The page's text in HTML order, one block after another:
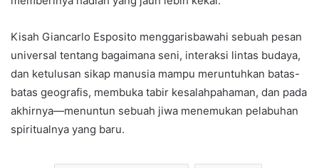
Kisah Giancarlo Esposito menggarisbawahi sebuah pesan
universal tentang bagaimana seni, interaksi lintas budaya,
dan ketulusan sikap manusia mampu meruntuhkan batas-
batas geografis, membuka tabir kesalahpahaman, dan pada
akhirnya—menuntun sebuah jiwa menemukan pelabuhan
spiritualnya yang baru.